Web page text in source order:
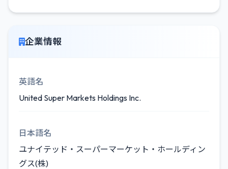
企業情報
英語名
United Super Markets Holdings Inc.
日本語名
ユナイテッド・スーパーマーケット・ホールディン
グス(株)